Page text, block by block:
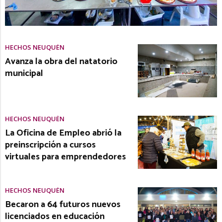
HECHOS NEUQUÉN
Avanza la obra del natatorio
municipal
HECHOS NEUQUÉN
La Oficina de Empleo abrió la
preinscripción a cursos
virtuales para emprendedores
HECHOS NEUQUÉN
Becaron a 64 futuros nuevos
licenciados en educación